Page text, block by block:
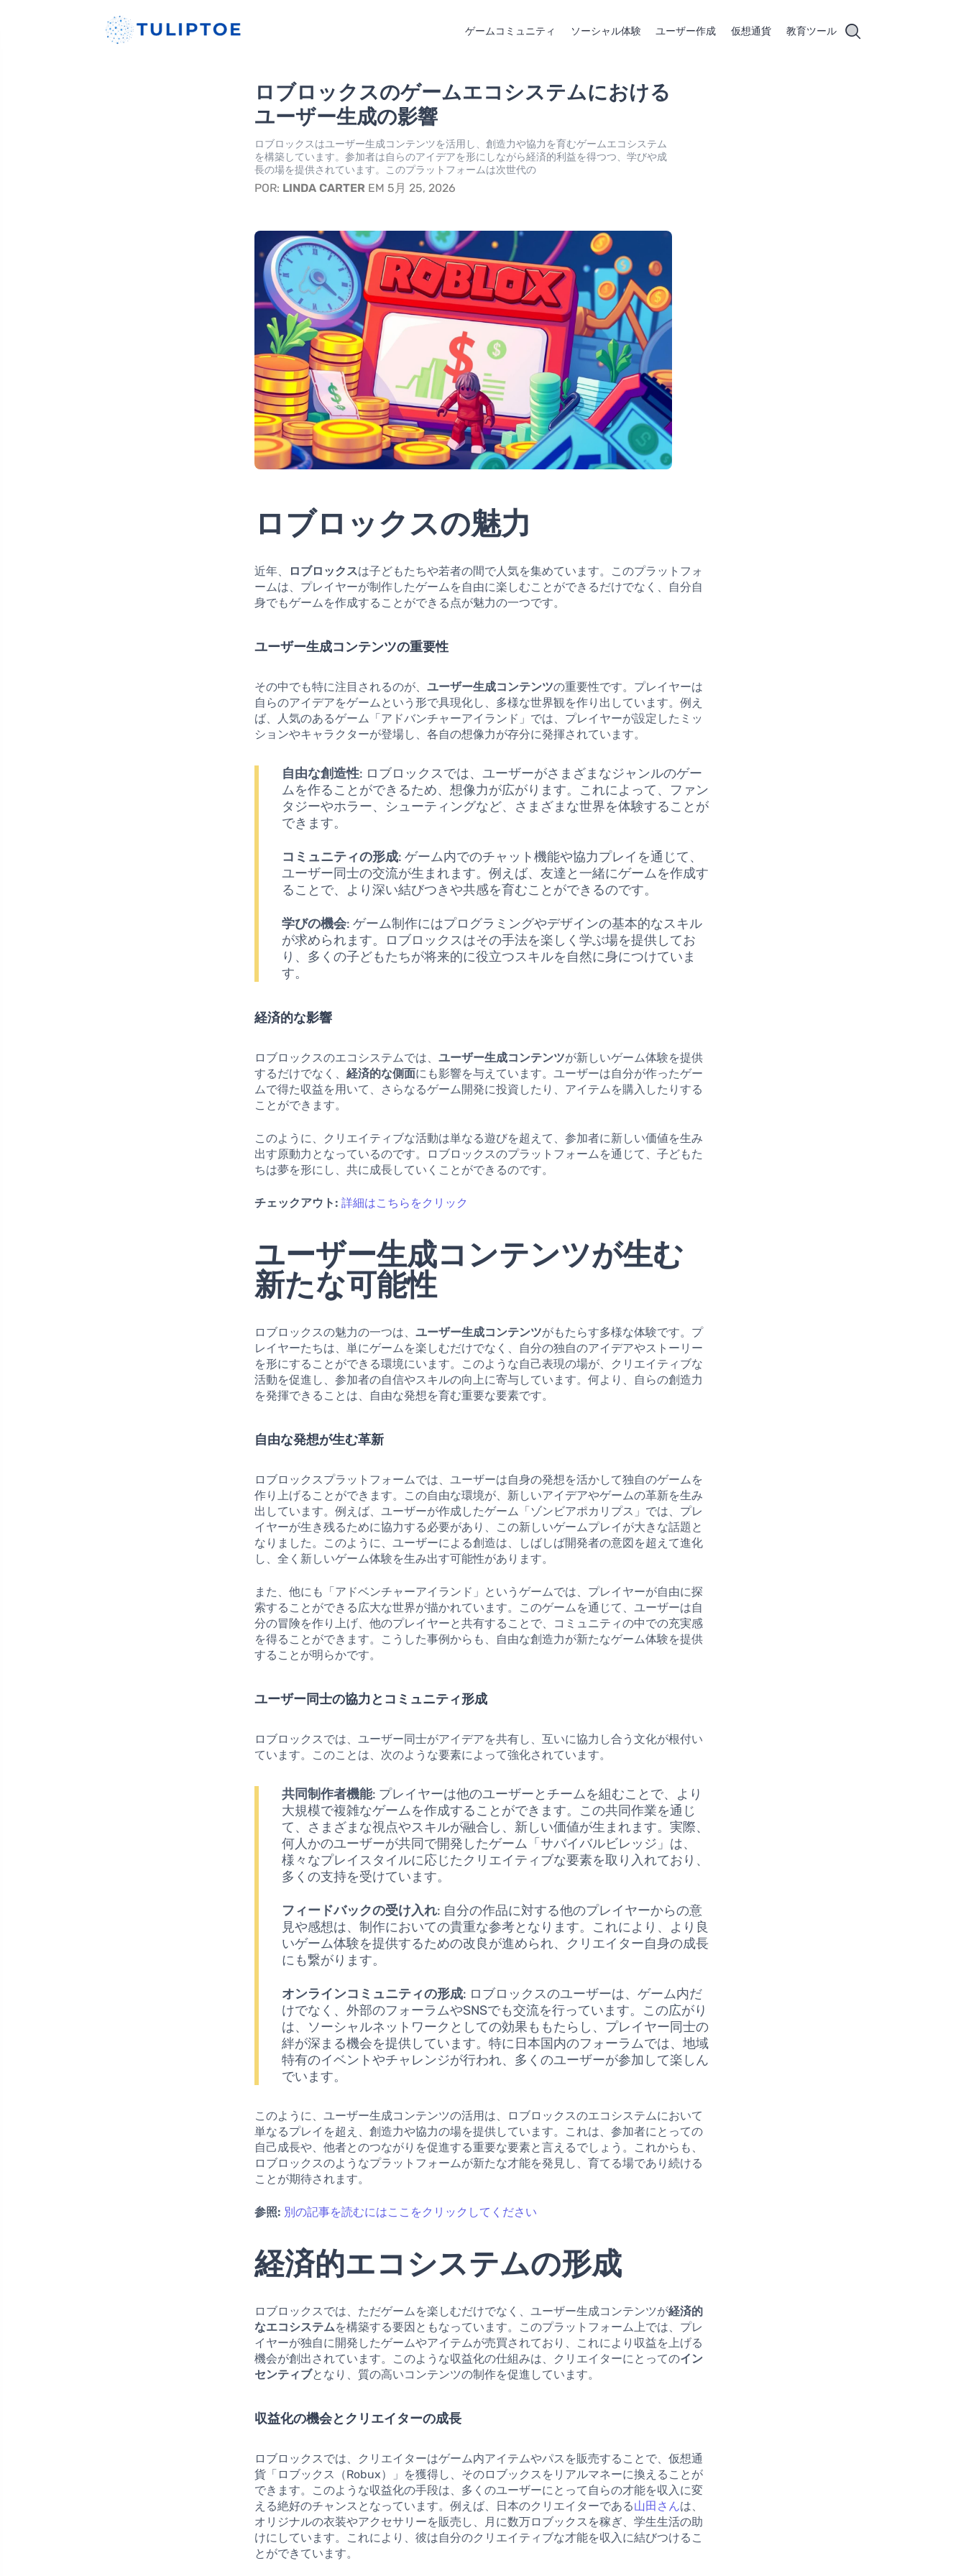
ゲームコミュニティ ソーシャル体験 ユーザー作成 仮想通貨 教育ツール
ロブロックスのゲームエコシステムにおける
ユーザー生成の影響
ロブロックスはユーザー生成コンテンツを活用し、創造力や協力を育むゲームエコシステム
を構築しています。参加者は自らのアイデアを形にしながら経済的利益を得つつ、学びや成
長の場を提供されています。このプラットフォームは次世代の
POR: LINDA CARTER EM 5月 25, 2026
ロブロックスの魅力
近年、 ロブロックスは子どもたちや若者の間で人気を集めています。このプラットフォ
ームは、プレイヤーが制作したゲームを自由に楽しむことができるだけでなく、自分自
身でもゲームを作成することができる点が魅力の一つです。
ユーザー生成コンテンツの重要性
その中でも特に注目されるのが、ユーザー生成コンテンツの重要性です。プレイヤーは
自らのアイデアをゲームという形で具現化し、多様な世界観を作り出しています。例え
ば、人気のあるゲーム「アドバンチャーアイランド」では、プレイヤーが設定したミッ
ションやキャラクターが登場し、各自の想像力が存分に発揮されています。
自由な創造性: ロブロックスでは、ユーザーがさまざまなジャンルのゲー
ムを作ることができるため、想像力が広がります。これによって、ファン
タジーやホラー、シューティングなど、さまざまな世界を体験することが
できます。
コミュニティの形成: ゲーム内でのチャット機能や協力プレイを通じて、
ユーザー同士の交流が生まれます。例えば、友達と一緒にゲームを作成す
ることで、より深い結びつきや共感を育むことができるのです。
学びの機会: ゲーム制作にはプログラミングやデザインの基本的なスキル
が求められます。ロブロックスはその手法を楽しく学ぶ場を提供してお
り、多くの子どもたちが将来的に役立つスキルを自然に身につけていま
す。
経済的な影響
ロブロックスのエコシステムでは、ユーザー生成コンテンツが新しいゲーム体験を提供
するだけでなく、経済的な側面にも影響を与えています。ユーザーは自分が作ったゲー
ムで得た収益を用いて、さらなるゲーム開発に投資したり、アイテムを購入したりする
ことができます。
このように、クリエイティブな活動は単なる遊びを超えて、参加者に新しい価値を生み
出す原動力となっているのです。ロブロックスのプラットフォームを通じて、子どもた
ちは夢を形にし、共に成長していくことができるのです。
チェックアウト: 詳細はこちらをクリック
ユーザー生成コンテンツが生む
新たな可能性
ロブロックスの魅力の一つは、ユーザー生成コンテンツがもたらす多様な体験です。プ
レイヤーたちは、単にゲームを楽しむだけでなく、自分の独自のアイデアやストーリー
を形にすることができる環境にいます。このような自己表現の場が、クリエイティブな
活動を促進し、参加者の自信やスキルの向上に寄与しています。何より、自らの創造力
を発揮できることは、自由な発想を育む重要な要素です。
自由な発想が生む革新
ロブロックスプラットフォームでは、ユーザーは自身の発想を活かして独自のゲームを
作り上げることができます。この自由な環境が、新しいアイデアやゲームの革新を生み
出しています。例えば、ユーザーが作成したゲーム「ゾンビアポカリプス」では、プレ
イヤーが生き残るために協力する必要があり、この新しいゲームプレイが大きな話題と
なりました。このように、ユーザーによる創造は、しばしば開発者の意図を超えて進化
し、全く新しいゲーム体験を生み出す可能性があります。
また、他にも「アドベンチャーアイランド」というゲームでは、プレイヤーが自由に探
索することができる広大な世界が描かれています。このゲームを通じて、ユーザーは自
分の冒険を作り上げ、他のプレイヤーと共有することで、コミュニティの中での充実感
を得ることができます。こうした事例からも、自由な創造力が新たなゲーム体験を提供
することが明らかです。
ユーザー同士の協力とコミュニティ形成
ロブロックスでは、ユーザー同士がアイデアを共有し、互いに協力し合う文化が根付い
ています。このことは、次のような要素によって強化されています。
共同制作者機能: プレイヤーは他のユーザーとチームを組むことで、より
大規模で複雑なゲームを作成することができます。この共同作業を通じ
て、さまざまな視点やスキルが融合し、新しい価値が生まれます。実際、
何人かのユーザーが共同で開発したゲーム「サバイバルビレッジ」は、
様々なプレイスタイルに応じたクリエイティブな要素を取り入れており、
多くの支持を受けています。
フィードバックの受け入れ: 自分の作品に対する他のプレイヤーからの意
見や感想は、制作においての貴重な参考となります。これにより、より良
いゲーム体験を提供するための改良が進められ、クリエイター自身の成長
にも繋がります。
オンラインコミュニティの形成: ロブロックスのユーザーは、ゲーム内だ
けでなく、外部のフォーラムやSNSでも交流を行っています。この広がり
は、ソーシャルネットワークとしての効果ももたらし、プレイヤー同士の
絆が深まる機会を提供しています。特に日本国内のフォーラムでは、地域
特有のイベントやチャレンジが行われ、多くのユーザーが参加して楽しん
でいます。
このように、ユーザー生成コンテンツの活用は、ロブロックスのエコシステムにおいて
単なるプレイを超え、創造力や協力の場を提供しています。これは、参加者にとっての
自己成長や、他者とのつながりを促進する重要な要素と言えるでしょう。これからも、
ロブロックスのようなプラットフォームが新たな才能を発見し、育てる場であり続ける
ことが期待されます。
参照: 別の記事を読むにはここをクリックしてください
経済的エコシステムの形成
ロブロックスでは、ただゲームを楽しむだけでなく、ユーザー生成コンテンツが経済的
なエコシステムを構築する要因ともなっています。このプラットフォーム上では、プレ
イヤーが独自に開発したゲームやアイテムが売買されており、これにより収益を上げる
機会が創出されています。このような収益化の仕組みは、クリエイターにとってのイン
センティブとなり、質の高いコンテンツの制作を促進しています。
収益化の機会とクリエイターの成長
ロブロックスでは、クリエイターはゲーム内アイテムやパスを販売することで、仮想通
貨「ロブックス（Robux）」を獲得し、そのロブックスをリアルマネーに換えることが
できます。このような収益化の手段は、多くのユーザーにとって自らの才能を収入に変
える絶好のチャンスとなっています。例えば、日本のクリエイターである山田さんは、
オリジナルの衣装やアクセサリーを販売し、月に数万ロブックスを稼ぎ、学生生活の助
けにしています。これにより、彼は自分のクリエイティブな才能を収入に結びつけるこ
とができています。